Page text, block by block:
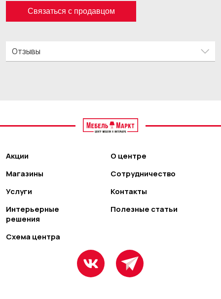
Связаться с продавцом
Отзывы
Акции
Магазины
Услуги
Интерьерные
решения
Схема центра
О центре
Сотрудничество
Контакты
Полезные статьи